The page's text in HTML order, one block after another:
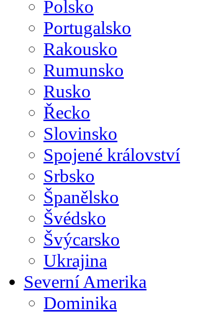
Polsko
Portugalsko
Rakousko
Rumunsko
Rusko
Řecko
Slovinsko
Spojené království
Srbsko
Španělsko
Švédsko
Švýcarsko
Ukrajina
Severní Amerika
Dominika